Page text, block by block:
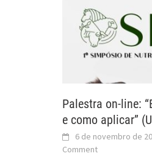
Palestra on-line:
e como aplicar”
6 de novembro de
Comment